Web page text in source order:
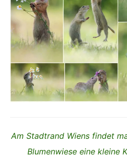
Am Stadtrand Wiens findet
Blumenwiese eine kleine